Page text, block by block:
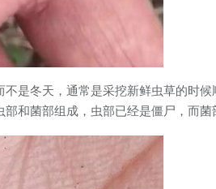
是冬天，通常是采挖新鲜虫草的时
和菌部组成，虫部已经是僵尸，而菌